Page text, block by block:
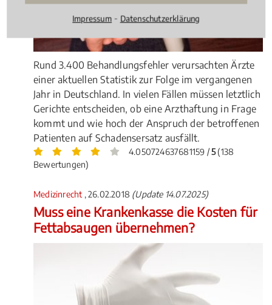
Rund 3.400 Behandlungsfehler verursachten Ärzte
einer aktuellen Statistik zur Folge im vergangenen
Jahr in Deutschland. In vielen Fällen müssen letztlich
Gerichte entscheiden, ob eine Arzthaftung in Frage
kommt und wie hoch der Anspruch der betroffenen
Patienten auf Schadensersatz ausfällt.
4.050724637681159 /5(138
Bewertungen)
Medizinrecht , 26.02.2018 (Update 14.07.2025)
Muss eine Krankenkasse die Kosten für
Fettabsaugen übernehmen?
Impressum ⁃ Datenschutzerklärung